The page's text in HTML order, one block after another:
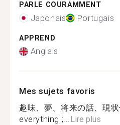
PARLE COURAMMENT
Japonais Portugais
APPREND
Anglais
Mes sujets favoris
趣味、夢、将来の話、現
everything ;...Lire plus